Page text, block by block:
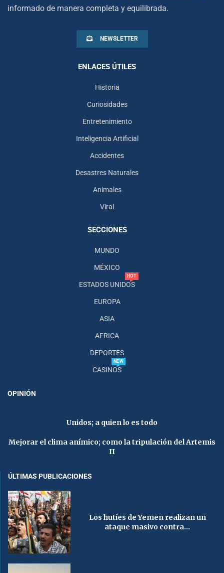
informado de manera completa y equilibrada.
NEWSLETTER
ENLACES ÚTILES
Historia
Curiosidades
Entretenimiento
Inteligencia Artificial
Accidentes
Desastres Naturales
Animales
Viral
SECCIONES
MUNDO
MÉXICO
ESTADOS UNIDOS
HOT
EUROPA
ASIA
AFRICA
DEPORTES
CASINOS
NEW
OPINIÓN
Unidos; a quien lo es todo
Mejorar el clima anímico; como la tripulación del Artemis
II
ÚLTIMAS PUBLICACIONES
Los hutíes de Yemen realizan un
ataque masivo contra...